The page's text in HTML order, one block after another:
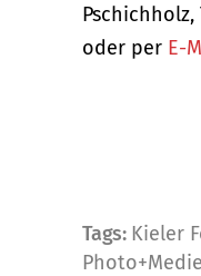
Pschichholz,
oder per E-
Tags: Kieler